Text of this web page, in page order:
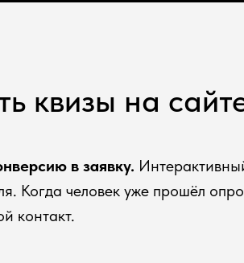
квизы на
в заявку.
Когда человек уже прошёл
контакт.